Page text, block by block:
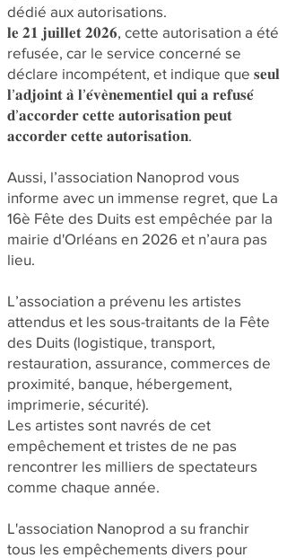
dédié aux autorisations.
𝐥𝐞 𝟐𝟏 𝐣𝐮𝐢𝐥𝐥𝐞𝐭 𝟐𝟎𝟐𝟔, cette autorisation a été
refusée, car le service concerné se
déclare incompétent, et indique que 𝐬𝐞𝐮𝐥
𝐥’𝐚𝐝𝐣𝐨𝐢𝐧𝐭 𝐚̀ 𝐥’𝐞́𝐯𝐞̀𝐧𝐞𝐦𝐞𝐧𝐭𝐢𝐞𝐥 𝐪𝐮𝐢 𝐚 𝐫𝐞𝐟𝐮𝐬𝐞́
𝐝’𝐚𝐜𝐜𝐨𝐫𝐝𝐞𝐫 𝐜𝐞𝐭𝐭𝐞 𝐚𝐮𝐭𝐨𝐫𝐢𝐬𝐚𝐭𝐢𝐨𝐧 𝐩𝐞𝐮𝐭
𝐚𝐜𝐜𝐨𝐫𝐝𝐞𝐫 𝐜𝐞𝐭𝐭𝐞 𝐚𝐮𝐭𝐨𝐫𝐢𝐬𝐚𝐭𝐢𝐨𝐧.
Aussi, l’association Nanoprod vous
informe avec un immense regret, que La
16è Fête des Duits est empêchée par la
mairie d'Orléans en 2026 et n’aura pas
lieu.
L’association a prévenu les artistes
attendus et les sous-traitants de la Fête
des Duits (logistique, transport,
restauration, assurance, commerces de
proximité, banque, hébergement,
imprimerie, sécurité).
Les artistes sont navrés de cet
empêchement et tristes de ne pas
rencontrer les milliers de spectateurs
comme chaque année.
L'association Nanoprod a su franchir
tous les empêchements divers pour